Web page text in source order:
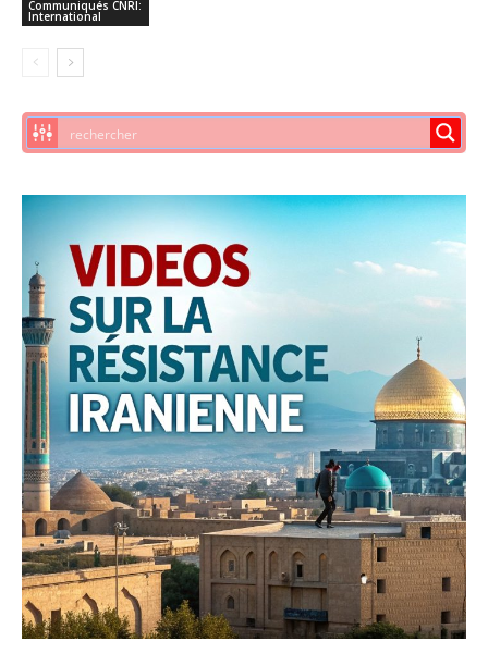
Communiqués CNRI:
International